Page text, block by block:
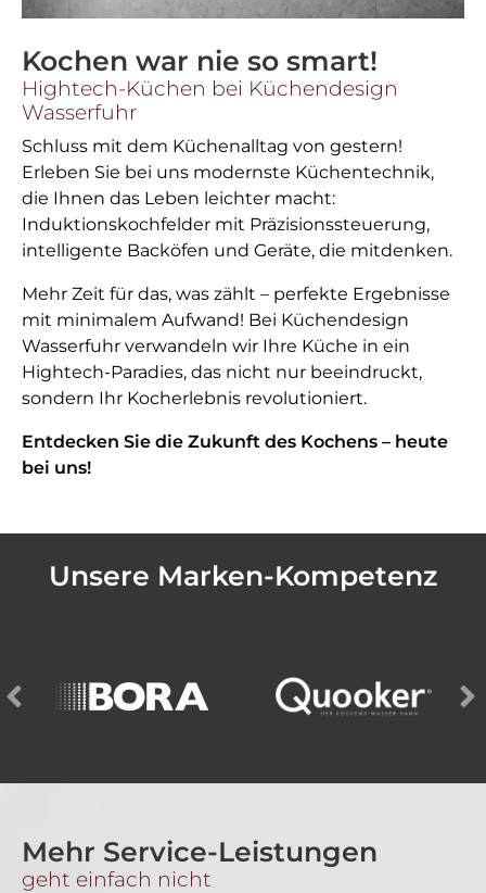
Kochen war nie so smart!
Hightech-Küchen bei Küchendesign
Wasserfuhr
Schluss mit dem Küchenalltag von gestern!
Erleben Sie bei uns modernste Küchentechnik,
die Ihnen das Leben leichter macht:
Induktionskochfelder mit Präzisionssteuerung,
intelligente Backöfen und Geräte, die mitdenken.
Mehr Zeit für das, was zählt – perfekte Ergebnisse
mit minimalem Aufwand! Bei Küchendesign
Wasserfuhr verwandeln wir Ihre Küche in ein
Hightech-Paradies, das nicht nur beeindruckt,
sondern Ihr Kocherlebnis revolutioniert.
Entdecken Sie die Zukunft des Kochens – heute
bei uns!
Unsere Marken-Kompetenz
Mehr Service-Leistungen
geht einfach nicht